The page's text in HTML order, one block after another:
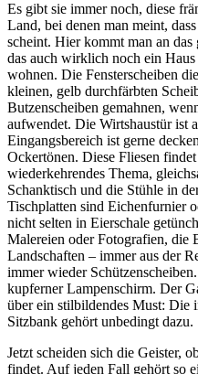
Es gibt sie immer noch, diese
Land, bei denen man meint,
scheint. Hier kommt man an
das auch wirklich noch ein
wohnen. Die Fensterscheiben
kleinen, gelb durchfärbten
Butzenscheiben gemahnen,
aufwendet. Die Wirtshaustür ist
Eingangsbereich ist gerne
Ockertönen. Diese Fliesen
wiederkehrendes Thema,
Schanktisch und die Stühle in
Tischplatten sind Eichenfurnier
nicht selten in Eierschale
Malereien oder Fotografien, die
Landschaften – immer aus der
immer wieder
kupferner Lampenschirm. Der
über ein stilbildendes Must: Die
Sitzbank gehört unbedingt dazu.
Jetzt scheiden sich die Geister,
findet. Auf jeden Fall gehört so